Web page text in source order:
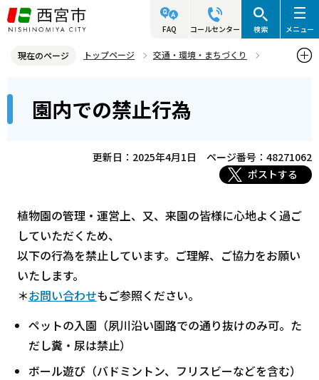
こ
の
ジ
先
FAQ コールセンター 検索 メニュー
現在のページ トップページ
交通・環境・まちづくり
園内での禁止行為
こ
園内での禁止行為
更新日：2025年4月1日
ページ番号：48271062
ポストする
植物園の管理・運営上、又、来園の皆様に心地よく過ご
していただくため、
以下の行為を禁止しています。ご理解、ご協力をお願い
いたします。
＊お問い合わせもご参照ください。
ペットの入園（夙川沿い園路での通り抜けのみ可。た
だし糞・尿は禁止）
ボール遊び（バドミントン、フリスビーなどを含む）